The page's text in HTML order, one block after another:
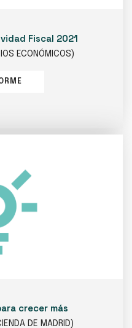
Fiscal 2021
ECONÓMICOS)
crecer más
DE MADRID)